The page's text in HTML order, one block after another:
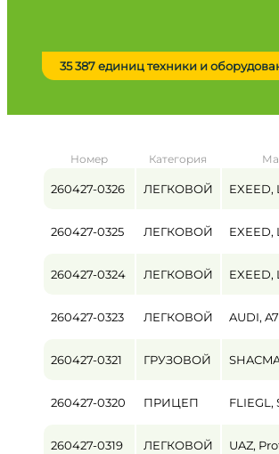
Сначала выберите марку
Город / регион
от
Цена
35 387 единиц техники и
Номер Категория
260427-0326 ЛЕГКОВОЙ EXEED,
260427-0325 ЛЕГКОВОЙ EXEED,
260427-0324 ЛЕГКОВОЙ EXEED,
260427-0323 ЛЕГКОВОЙ AUDI,
260427-0321 ГРУЗОВОЙ
260427-0320 ПРИЦЕП FLIEGL,
260427-0319 ЛЕГКОВОЙ UAZ,